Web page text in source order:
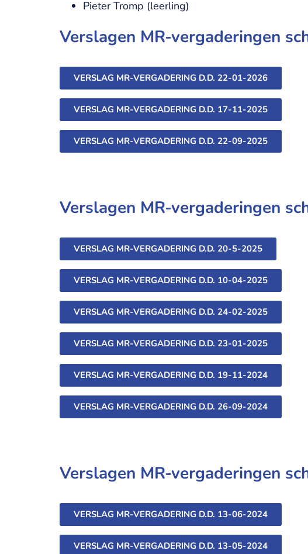
Pieter Tromp (leerling)
Verslagen MR-vergaderingen
VERSLAG MR-VERGADERING D.D. 22-01-2026
VERSLAG MR-VERGADERING D.D. 17-11-2025
VERSLAG MR-VERGADERING D.D. 22-09-2025
Verslagen MR-vergaderingen
VERSLAG MR-VERGADERING D.D. 20-5-2025
VERSLAG MR-VERGADERING D.D. 10-04-2025
VERSLAG MR-VERGADERING D.D. 24-02-2025
VERSLAG MR-VERGADERING D.D. 23-01-2025
VERSLAG MR-VERGADERING D.D. 19-11-2024
VERSLAG MR-VERGADERING D.D. 26-09-2024
Verslagen MR-vergaderingen
VERSLAG MR-VERGADERING D.D. 13-06-2024
VERSLAG MR-VERGADERING D.D. 13-05-2024